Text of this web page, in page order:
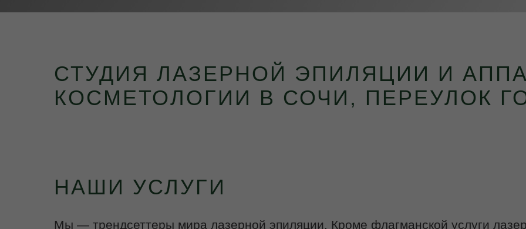
СТУДИЯ ЛАЗЕРНОЙ ЭПИЛЯЦИИ И
КОСМЕТОЛОГИИ В СОЧИ, ПЕРЕУЛОК
НАШИ УСЛУГИ
Мы — трендсеттеры мира лазерной эпиляции. Кроме флагманской услуги